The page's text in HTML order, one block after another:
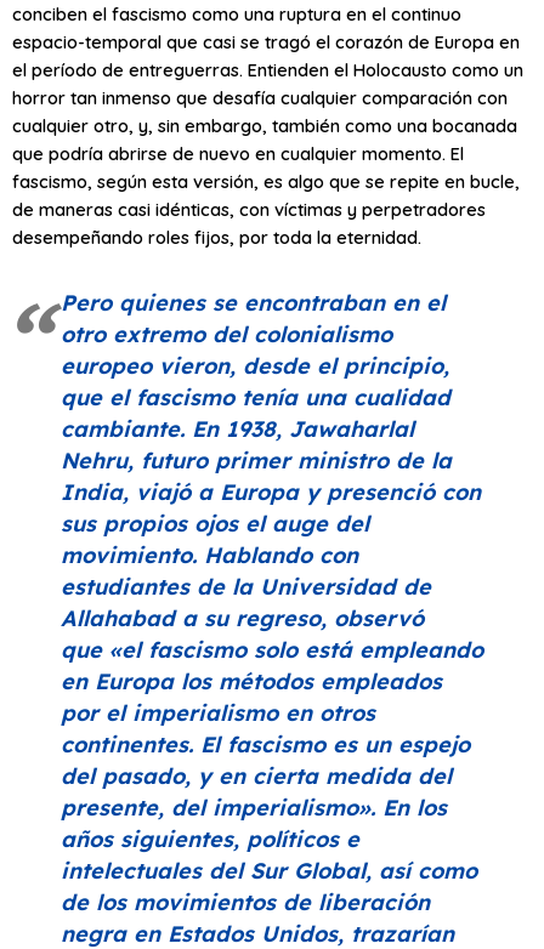
conciben el fascismo como una ruptura en el continuo
espacio-temporal que casi se tragó el corazón de Europa en
el período de entreguerras. Entienden el Holocausto como un
horror tan inmenso que desafía cualquier comparación con
cualquier otro, y, sin embargo, también como una bocanada
que podría abrirse de nuevo en cualquier momento. El
fascismo, según esta versión, es algo que se repite en bucle,
de maneras casi idénticas, con víctimas y perpetradores
desempeñando roles fijos, por toda la eternidad.
Pero quienes se encontraban en el
otro extremo del colonialismo
europeo vieron, desde el principio,
que el fascismo tenía una cualidad
cambiante. En 1938, Jawaharlal
Nehru, futuro primer ministro de la
India, viajó a Europa y presenció con
sus propios ojos el auge del
movimiento. Hablando con
estudiantes de la Universidad de
Allahabad a su regreso, observó
que «el fascismo solo está empleando
en Europa los métodos empleados
por el imperialismo en otros
continentes. El fascismo es un espejo
del pasado, y en cierta medida del
presente, del imperialismo». En los
años siguientes, políticos e
intelectuales del Sur Global, así como
de los movimientos de liberación
negra en Estados Unidos, trazarían